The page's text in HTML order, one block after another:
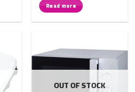
Read more
OUT OF STOCK